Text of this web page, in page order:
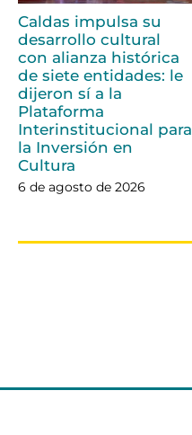
Caldas impulsa su
desarrollo cultural
con alianza histórica
de siete entidades: le
dijeron sí a la
Plataforma
Interinstitucional para
la Inversión en
Cultura
6 de agosto de 2026